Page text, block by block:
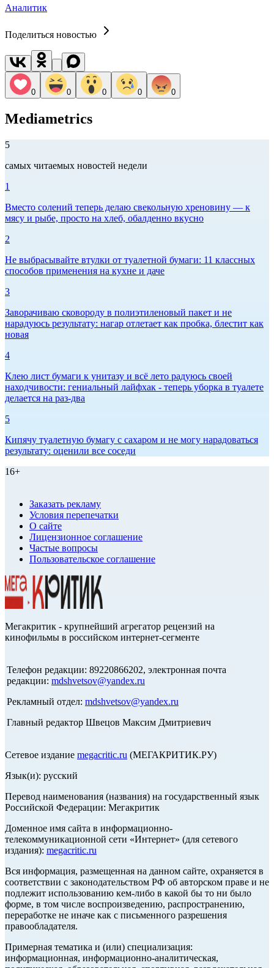
Аналитик
Поделиться новостью
0 0 0 0 0
Mediametrics
5
самых читаемых новостей недели
1
Вместо солений теперь делаю свекольную хреновину — к
мясу и рыбе, просто на хлеб, обалденно вкусно
2
Не выбрасывайте втулки от туалетной бумаги: 11 классных
способов применения на кухне и даче
3
Заворачиваю сковороду в полиэтиленовый пакет и не
нарадуюсь результату: нагар отлетает как пробка, блестит как
новая
4
Клею лист бумаги к унитазу и всё лето радуюсь своей
находчивости: гениальный лайфхак - теперь уборка в туалете
делается на раз-два
5
Кипячу туалетную бумагу с сахаром и не могу нарадоваться
результату: оценили все соседи
16+
Заказать рекламу
Условия перепечатки
О сайте
Лицензионное соглашение
Частые вопросы
Пользовательское соглашение
Мегакритик - крупнейший агрегатор рецензий на
кинофильмы в российском интернет-сегменте
Телефон редакции: 89220866202, электронная почта
редакции: mdshvetsov@yandex.ru
Рекламный отдел: mdshvetsov@yandex.ru
Главный редактор Швецов Максим Дмитриевич
Сетевое издание megacritic.ru (МЕГАКРИТИК.РУ)
Язык(и): русский
Перевод наименования (названия) на государственный язык
Российской Федерации: Мегакритик
Доменное имя сайта в информационно-
телекоммуникационной сети «Интернет» (для сетевого
издания): megacritic.ru
Вся информация, размещенная на данном сайте, охраняется в
соответствии с законодательством РФ об авторском праве и не
подлежит использованию кем-либо в какой бы то ни было
форме, в том числе воспроизведению, распространению,
переработке не иначе как с письменного разрешения
правообладателя.
Примерная тематика и (или) специализация:
информационная, информационно-аналитическая,